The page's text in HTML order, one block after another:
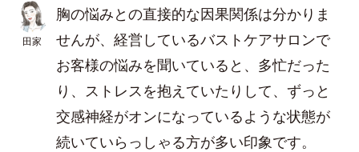
田家
胸の悩みとの直接的な因果関係は分かりま
せんが、経営しているバストケアサロンで
お客様の悩みを聞いていると、多忙だった
り、ストレスを抱えていたりして、ずっと
交感神経がオンになっているような状態が
続いていらっしゃる方が多い印象です。